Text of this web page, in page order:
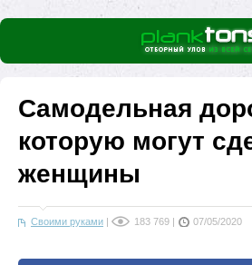
Самодельная
которую могут
женщины
Своими руками | 183 769 | 07/05/2020